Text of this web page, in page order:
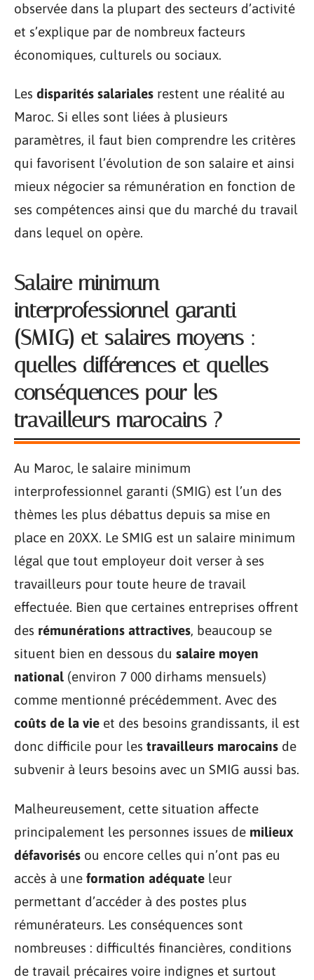
observée dans la plupart des secteurs d’activité
et s’explique par de nombreux facteurs
économiques, culturels ou sociaux.
Les disparités salariales restent une réalité au
Maroc. Si elles sont liées à plusieurs
paramètres, il faut bien comprendre les critères
qui favorisent l’évolution de son salaire et ainsi
mieux négocier sa rémunération en fonction de
ses compétences ainsi que du marché du travail
dans lequel on opère.
Salaire minimum
interprofessionnel garanti
(SMIG) et salaires moyens :
quelles différences et quelles
conséquences pour les
travailleurs marocains ?
Au Maroc, le salaire minimum
interprofessionnel garanti (SMIG) est l’un des
thèmes les plus débattus depuis sa mise en
place en 20XX. Le SMIG est un salaire minimum
légal que tout employeur doit verser à ses
travailleurs pour toute heure de travail
effectuée. Bien que certaines entreprises offrent
des rémunérations attractives, beaucoup se
situent bien en dessous du salaire moyen
national (environ 7 000 dirhams mensuels)
comme mentionné précédemment. Avec des
coûts de la vie et des besoins grandissants, il est
donc difficile pour les travailleurs marocains de
subvenir à leurs besoins avec un SMIG aussi bas.
Malheureusement, cette situation affecte
principalement les personnes issues de milieux
défavorisés ou encore celles qui n’ont pas eu
accès à une formation adéquate leur
permettant d’accéder à des postes plus
rémunérateurs. Les conséquences sont
nombreuses : difficultés financières, conditions
de travail précaires voire indignes et surtout